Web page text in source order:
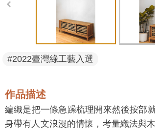
#2022臺灣綠工藝入選
作品描述
編織是把一條急躁梳理開來然後按部
身帶有人文浪漫的情懷，考量織法與